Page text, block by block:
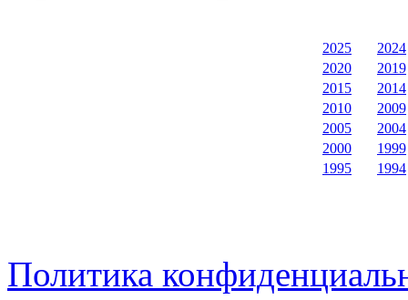
2025
2024
2020
2019
2015
2014
2010
2009
2005
2004
2000
1999
1995
1994
Политика